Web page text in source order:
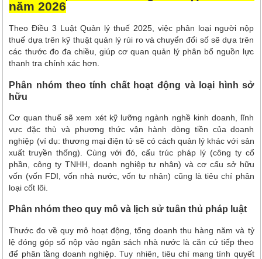
năm 2026
Theo Điều 3 Luật Quản lý thuế 2025, việc phân loại người nộp
thuế dựa trên kỹ thuật quản lý rủi ro và chuyển đổi số sẽ dựa trên
các thước đo đa chiều, giúp cơ quan quản lý phân bổ nguồn lực
thanh tra chính xác hơn.
Phân nhóm theo tính chất hoạt động và loại hình sở
hữu
Cơ quan thuế sẽ xem xét kỹ lưỡng ngành nghề kinh doanh, lĩnh
vực đặc thù và phương thức vận hành dòng tiền của doanh
nghiệp (ví dụ: thương mại điện tử sẽ có cách quản lý khác với sản
xuất truyền thống). Cùng với đó, cấu trúc pháp lý (công ty cổ
phần, công ty TNHH, doanh nghiệp tư nhân) và cơ cấu sở hữu
vốn (vốn FDI, vốn nhà nước, vốn tư nhân) cũng là tiêu chí phân
loại cốt lõi.
Phân nhóm theo quy mô và lịch sử tuân thủ pháp luật
Thước đo về quy mô hoạt động, tổng doanh thu hàng năm và tỷ
lệ đóng góp số nộp vào ngân sách nhà nước là căn cứ tiếp theo
để phân tầng doanh nghiệp. Tuy nhiên, tiêu chí mang tính quyết